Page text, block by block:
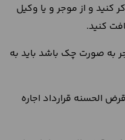
کنید و از موجر و یا وکیل
کنید.
به صورت چک باشد باید به
الحسنه قرارداد اجاره